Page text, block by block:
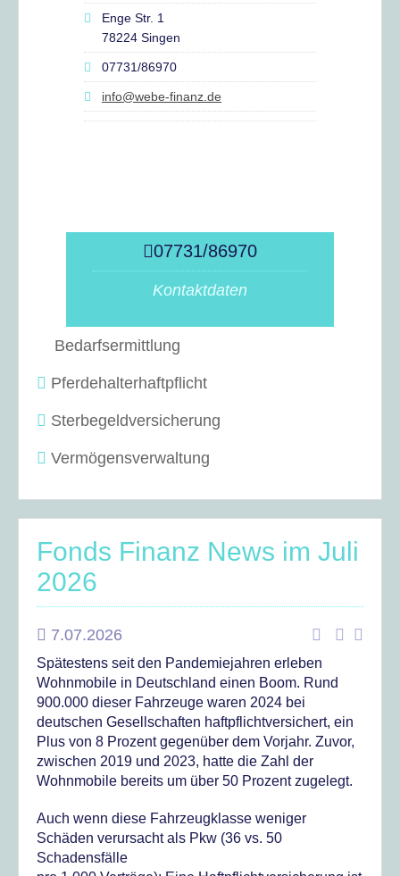
Enge Str. 1
78224 Singen
07731/86970
info@webe-finanz.de
07731/86970
Kontaktdaten
Bedarfsermittlung
Pferdehalterhaftpflicht
Sterbegeldversicherung
Vermögensverwaltung
Fonds Finanz News im Juli
2026
7.07.2026
Spätestens seit den Pandemiejahren erleben
Wohnmobile in Deutschland einen Boom. Rund
900.000 dieser Fahrzeuge waren 2024 bei
deutschen Gesellschaften haftpflichtversichert, ein
Plus von 8 Prozent gegenüber dem Vorjahr. Zuvor,
zwischen 2019 und 2023, hatte die Zahl der
Wohnmobile bereits um über 50 Prozent zugelegt.
Auch wenn diese Fahrzeugklasse weniger
Schäden verursacht als Pkw (36 vs. 50
Schadensfälle